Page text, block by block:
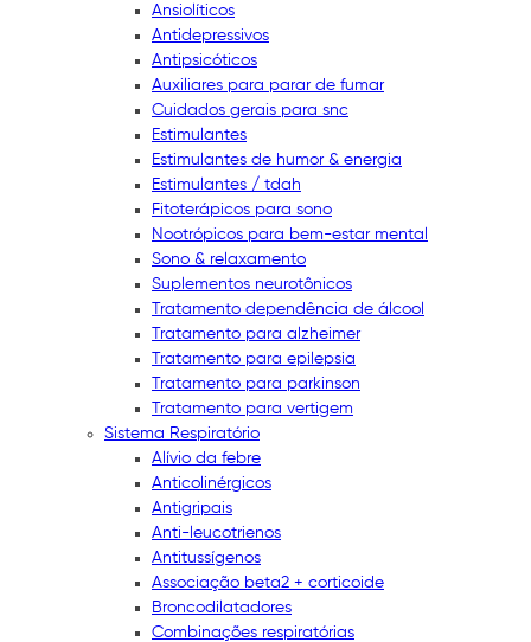
Ansiolíticos
Antidepressivos
Antipsicóticos
Auxiliares para parar de fumar
Cuidados gerais para snc
Estimulantes
Estimulantes de humor & energia
Estimulantes / tdah
Fitoterápicos para sono
Nootrópicos para bem-estar mental
Sono & relaxamento
Suplementos neurotônicos
Tratamento dependência de álcool
Tratamento para alzheimer
Tratamento para epilepsia
Tratamento para parkinson
Tratamento para vertigem
Sistema Respiratório
Alívio da febre
Anticolinérgicos
Antigripais
Anti-leucotrienos
Antitussígenos
Associação beta2 + corticoide
Broncodilatadores
Combinações respiratórias